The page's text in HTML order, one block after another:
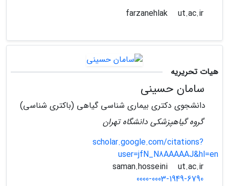
ut.ac.ir
هیات تحریریه
سامان حسینی
دانشجوی دکتری بیماری شناسی گیاهی (باکتری شناسی)
گروه گیاهپزشکی دانشگاه تهران
scholar.google.com/citations?
user=jfN_N8AAAAAJ&hl=en
ut.ac.ir
0000-0003-1949-6790